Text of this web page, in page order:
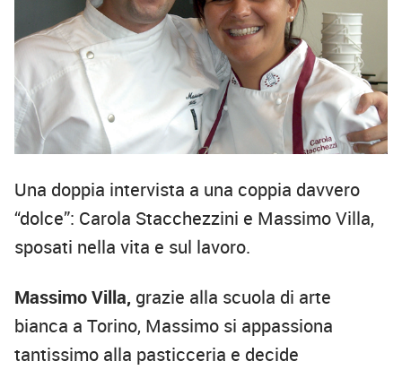
Una doppia intervista a una coppia davvero
“dolce”: Carola Stacchezzini e Massimo Villa,
sposati nella vita e sul lavoro.
Massimo Villa, grazie alla scuola di arte
bianca a Torino, Massimo si appassiona
tantissimo alla pasticceria e decide